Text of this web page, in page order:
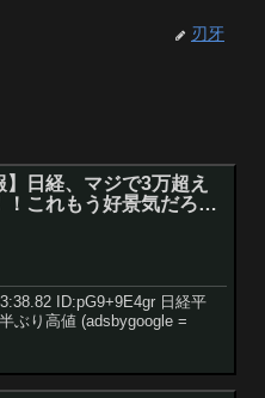
刃牙
】日経、マジで3万超え
！これもう好景気だろ…
ID:pG9+9E4gr 日経平
ぶり高値 (adsbygoogle =